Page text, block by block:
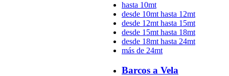
hasta 10mt
desde 10mt hasta 12mt
desde 12mt hasta 15mt
desde 15mt hasta 18mt
desde 18mt hasta 24mt
más de 24mt
Barcos a Vela